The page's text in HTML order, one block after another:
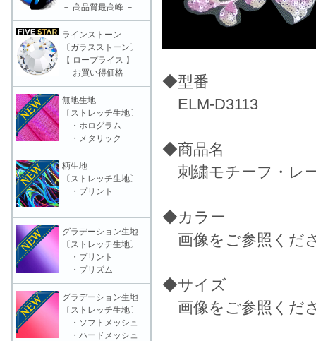
◆型番
ELM-D3113
◆商品名
刺繍モチーフ・レ
◆カラー
画像をご参照くだ
◆サイズ
画像をご参照くだ
－ 高品質最高峰 －
ラインストーン
〔ガラスストーン〕
【 ロープライス 】
－ お買い得価格 －
無地生地
〔ストレッチ生地〕
・ホログラム
・メタリック
柄生地
〔ストレッチ生地〕
・プリント
グラデーション生地
〔ストレッチ生地〕
・プリント
・プリズム
グラデーション生地
〔ストレッチ生地〕
・ソフトメッシュ
・ハードメッシュ